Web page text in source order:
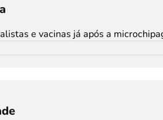
e vacinas já após a